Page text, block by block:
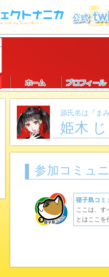
源氏名は『まみ
姫木
参加コミュ
寝子島コミ
ここは、す
とはここ